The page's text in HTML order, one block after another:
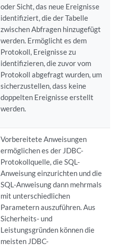
oder Sicht, das neue Ereignisse
identifiziert, die der Tabelle
zwischen Abfragen hinzugefügt
werden. Ermöglicht es dem
Protokoll, Ereignisse zu
identifizieren, die zuvor vom
Protokoll abgefragt wurden, um
sicherzustellen, dass keine
doppelten Ereignisse erstellt
werden.
Vorbereitete Anweisungen
ermöglichen es der JDBC-
Protokollquelle, die SQL-
Anweisung einzurichten und die
SQL-Anweisung dann mehrmals
mit unterschiedlichen
Parametern auszuführen. Aus
Sicherheits- und
Leistungsgründen können die
meisten JDBC-